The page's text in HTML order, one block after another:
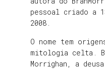
pessoal criado a
2008.
O nome tem
mitologia celta.
Morrighan, a